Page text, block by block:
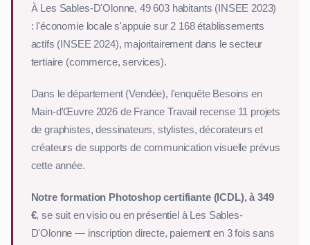
À Les Sables-D'Olonne, 49 603 habitants (INSEE 2023)
: l'économie locale s'appuie sur 2 168 établissements
actifs (INSEE 2024), majoritairement dans le secteur
tertiaire (commerce, services).
Dans le département (Vendée), l'enquête Besoins en
Main-d'Œuvre 2026 de France Travail recense 11 projets
de graphistes, dessinateurs, stylistes, décorateurs et
créateurs de supports de communication visuelle prévus
cette année.
Notre formation Photoshop certifiante (ICDL), à 349
€, se suit en visio ou en présentiel à Les Sables-
D'Olonne — inscription directe, paiement en 3 fois sans